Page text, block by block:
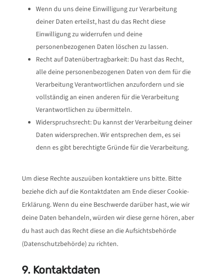
Wenn du uns deine Einwilligung zur Verarbeitung
deiner Daten erteilst, hast du das Recht diese
Einwilligung zu widerrufen und deine
personenbezogenen Daten löschen zu lassen.
Recht auf Datenübertragbarkeit: Du hast das Recht,
alle deine personenbezogenen Daten von dem für die
Verarbeitung Verantwortlichen anzufordern und sie
vollständig an einen anderen für die Verarbeitung
Verantwortlichen zu übermitteln.
Widerspruchsrecht: Du kannst der Verarbeitung deiner
Daten widersprechen. Wir entsprechen dem, es sei
denn es gibt berechtigte Gründe für die Verarbeitung.
Um diese Rechte auszuüben kontaktiere uns bitte. Bitte
beziehe dich auf die Kontaktdaten am Ende dieser Cookie-
Erklärung. Wenn du eine Beschwerde darüber hast, wie wir
deine Daten behandeln, würden wir diese gerne hören, aber
du hast auch das Recht diese an die Aufsichtsbehörde
(Datenschutzbehörde) zu richten.
9. Kontaktdaten